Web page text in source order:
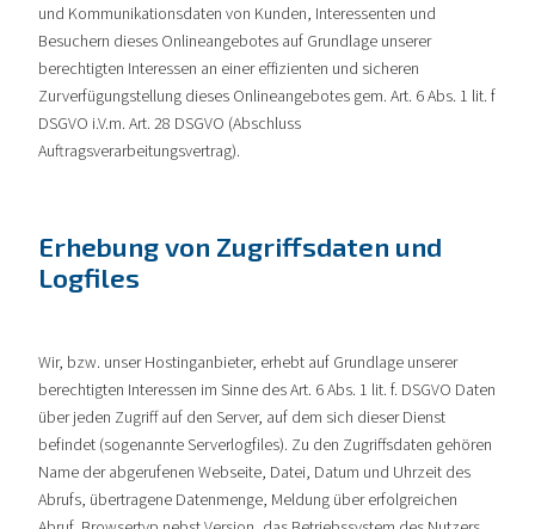
und Kommunikationsdaten von Kunden, Interessenten und
Besuchern dieses Onlineangebotes auf Grundlage unserer
berechtigten Interessen an einer effizienten und sicheren
Zurverfügungstellung dieses Onlineangebotes gem. Art. 6 Abs. 1 lit. f
DSGVO i.V.m. Art. 28 DSGVO (Abschluss
Auftragsverarbeitungsvertrag).
Erhebung von Zugriffsdaten und
Logfiles
Wir, bzw. unser Hostinganbieter, erhebt auf Grundlage unserer
berechtigten Interessen im Sinne des Art. 6 Abs. 1 lit. f. DSGVO Daten
über jeden Zugriff auf den Server, auf dem sich dieser Dienst
befindet (sogenannte Serverlogfiles). Zu den Zugriffsdaten gehören
Name der abgerufenen Webseite, Datei, Datum und Uhrzeit des
Abrufs, übertragene Datenmenge, Meldung über erfolgreichen